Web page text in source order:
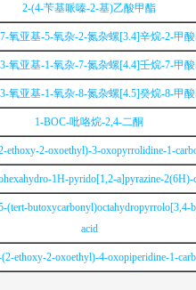
2-(4-苄基哌嗪-2-基)乙酸甲酯
氧亚基-5-氧杂-2-氮杂螺[3.4]辛烷-2-甲
氧亚基-1-氧杂-7-氮杂螺[4.4]壬烷-7-甲
氧亚基-1-氧杂-8-氮杂螺[4.5]癸烷-8-甲
1-BOC-吡咯烷-2,4-二酮
ethoxy-2-oxoethyl)-3-oxopyrrolidine-1-
1H-pyrido[1,2-a]pyrazine-2(6H)-
(tert-butoxycarbonyl)octahydropyrrolo[3,4-
acid
ethoxy-2-oxoethyl)-4-oxopiperidine-1-